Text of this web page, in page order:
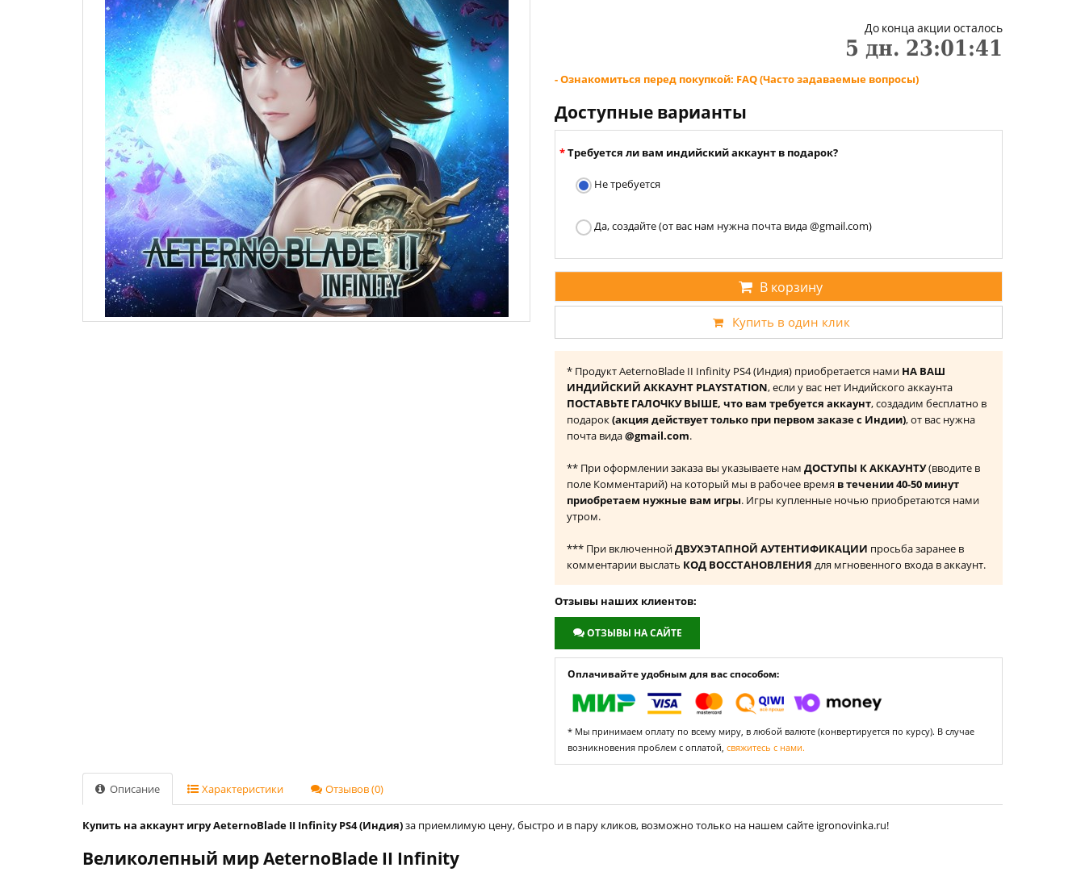
До конца акции осталось
5 дн. 23:01:40
- Ознакомиться перед покупкой: FAQ (Часто задаваемые вопросы)
Доступные варианты
Требуется ли вам индийский аккаунт в подарок?
Не требуется
Да, создайте (от вас нам нужна почта вида @gmail.com)
В корзину
Купить в один клик
* Продукт AeternoBlade II Infinity PS4 (Индия) приобретается нами НА ВАШ
ИНДИЙСКИЙ АККАУНТ PLAYSTATION, если у вас нет Индийского аккаунта
ПОСТАВЬТЕ ГАЛОЧКУ ВЫШЕ, что вам требуется аккаунт, создадим бесплатно в
подарок(акция действует только при первом заказе с Индии), от вас нужна
почта вида@gmail.com.
** При оформлении заказа вы указываете нам ДОСТУПЫ К АККАУНТУ(вводите в
поле Комментарий) на который мы в рабочее время в течении 40-50 минут
приобретаем нужные вам игры. Игры купленные ночью приобретаются нами
утром.
*** При включеннойДВУХЭТАПНОЙ АУТЕНТИФИКАЦИИ просьба заранее в
комментарии выслать КОД ВОССТАНОВЛЕНИЯ для мгновенного входа в аккаунт.
Отзывы наших клиентов:
ОТЗЫВЫ НА САЙТЕ
Оплачивайте удобным для вас способом:
* Мы принимаем оплату по всему миру, в любой валюте (конвертируется по курсу). В случае
возникновения проблем с оплатой, свяжитесь с нами.
Описание Характеристики Отзывов (0)
Купить на аккаунт игру AeternoBlade II Infinity PS4 (Индия)за приемлимую цену, быстро и в пару кликов, возможно только на нашем сайте igronovinka.ru!
Великолепный мир AeternoBlade II Infinity